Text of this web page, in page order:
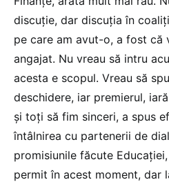
discuție, dar discuția în
pe care am avut-o, a fost că
angajat. Nu vreau să intru
acesta e scopul. Vreau să
deschidere, iar premierul,
și toți să fim sinceri, a spus
întâlnirea cu partenerii de
promisiunile făcute
permit în acest moment, dar